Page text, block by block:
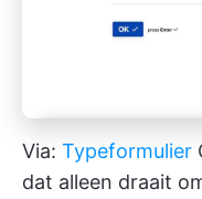
Via: Typeformulier
dat alleen draait